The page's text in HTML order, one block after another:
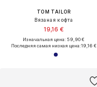
TOM TAILOR
Вязаная кофта
19,16 €
Изначальная цена: 59,90 €
Последняя самая низкая цена:19,16 €